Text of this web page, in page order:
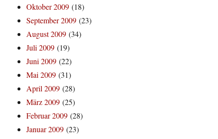
Oktober 2009 (18)
September 2009 (23)
August 2009 (34)
Juli 2009 (19)
Juni 2009 (22)
Mai 2009 (31)
April 2009 (28)
März 2009 (25)
Februar 2009 (28)
Januar 2009 (23)